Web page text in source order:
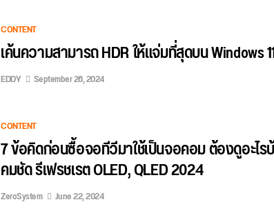
CONTENT
เค้นความสามารถ HDR ให้แจ่มที่สุดบน Windows
EDDY September 26, 2024
CONTENT
7 ข้อคิดก่อนซื้อจอทีวีมาใช้เป็นจอคอม ต้องดูอะไ
คมชัด รีเฟรชเรต OLED, QLED 2024
ZeroSystem June 22, 2024